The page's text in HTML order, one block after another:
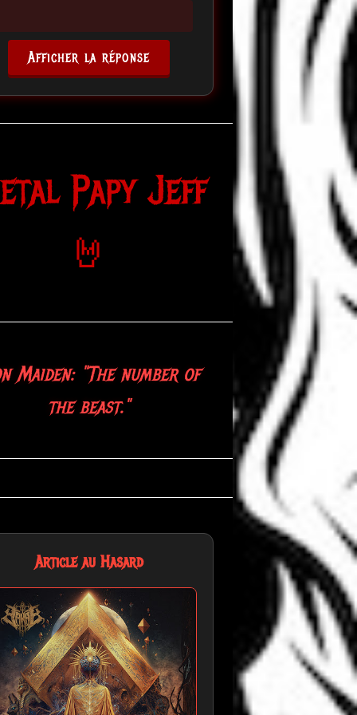
Afficher la réponse
Papy Jeff
🤘
Sabbath: "War Pigs, to
the slaughter."
Article au Hasard